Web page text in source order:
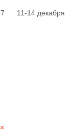
7 11-14 декабря
×